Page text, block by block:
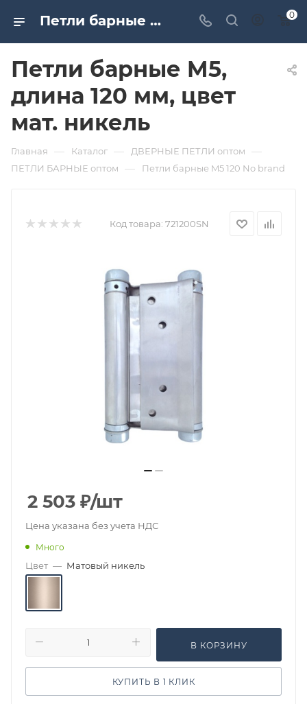
Петли барные M5, длина 120 мм, цвет мат. никель. Дверная и мебельная фурнитура САМИР-КИЛИТ | Оптовые поставки 0
Петли барные M5,
длина 120 мм, цвет
мат. никель
Главная — Каталог — ДВЕРНЫЕ ПЕТЛИ оптом —
ПЕТЛИ БАРНЫЕ оптом — Петли барные M5 120 No brand
Код товара: 721200SN
2 503 ₽/шт
Цена указана без учета НДС
Много
Цвет — Матовый никель
В КОРЗИНУ
КУПИТЬ В 1 КЛИК